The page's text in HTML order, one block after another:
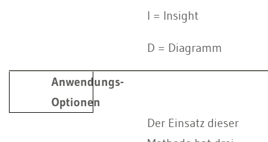
I = Insight
D = Diagramm
Anwendungs-
Optionen
Der Einsatz dieser